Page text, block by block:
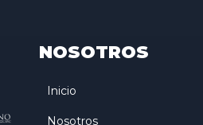
NOSOTROS
Inicio
Nosotros